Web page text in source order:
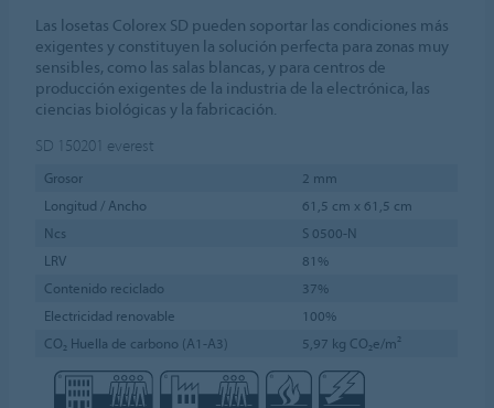
Las losetas Colorex SD pueden soportar las condiciones más
exigentes y constituyen la solución perfecta para zonas muy
sensibles, como las salas blancas, y para centros de
producción exigentes de la industria de la electrónica, las
ciencias biológicas y la fabricación.
SD 150201 everest
Grosor
2 mm
Longitud / Ancho
61,5 cm x 61,5 cm
Ncs
S 0500-N
LRV
81%
Contenido reciclado
37%
Electricidad renovable
100%
CO₂ Huella de carbono (A1-A3)
5,97 kg CO₂e/m²